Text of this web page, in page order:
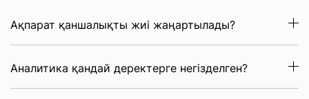
Ақпарат қаншалықты жиі жаңартылады?
Аналитика қандай деректерге негізделген?